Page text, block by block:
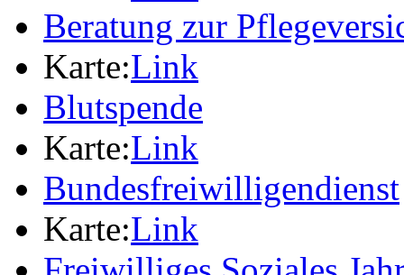
Beratung zur
Karte:Link
Blutspende
Karte:Link
Bundesfreiwilligendienst
Karte:Link